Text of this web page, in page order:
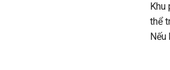
Khu
thể
Nếu